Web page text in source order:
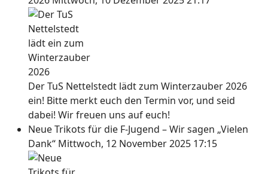
Der TuS Nettelstedt lädt zum Winterzauber 2026
ein! Bitte merkt euch den Termin vor, und seid
dabei! Wir freuen uns auf euch!
Neue Trikots für die F-Jugend – Wir sagen „Vielen
Dank“ Mittwoch, 12 November 2025 17:15